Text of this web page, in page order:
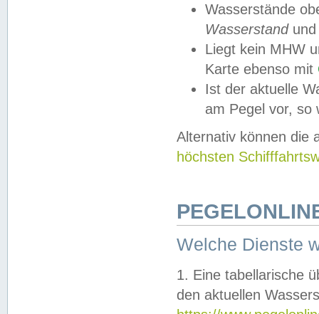
Wasserstände
Wasserstandund
Liegt kein MHW
Karte ebenso mit
Ist der aktuelle
am Pegel vor,
Alternativ können die
höchsten
Welche Dienste
1. Eine tabellarische
den aktuellen